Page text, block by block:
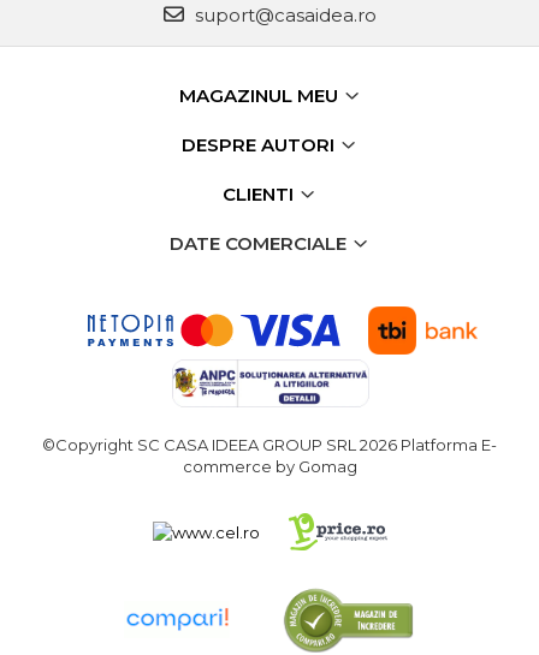
suport@casaidea.ro
MAGAZINUL MEU
DESPRE AUTORI
CLIENTI
DATE COMERCIALE
©Copyright SC CASA IDEEA GROUP SRL 2026 Platforma E-
commerce by Gomag